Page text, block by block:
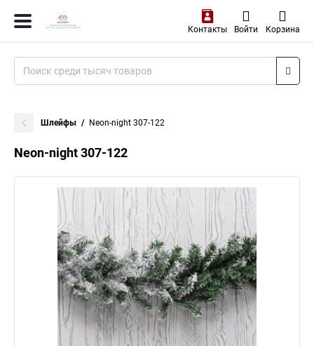
Контакты Войти Корзина
Шлейфы Neon-night 307-122
Neon-night 307-122